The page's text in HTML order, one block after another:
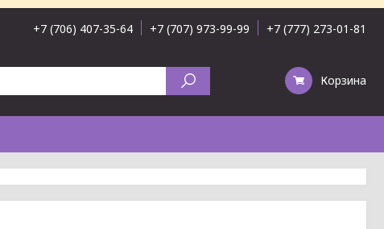
+7 (706) 407-35-64 +7 (707) 973-99-99 +7 (777) 273-01-81
Корзина